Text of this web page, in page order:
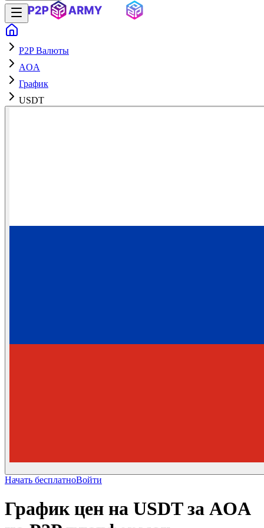
P2P Валюты
AOA
График
USDT
Начать бесплатноВойти
График цен на USDT за AOA